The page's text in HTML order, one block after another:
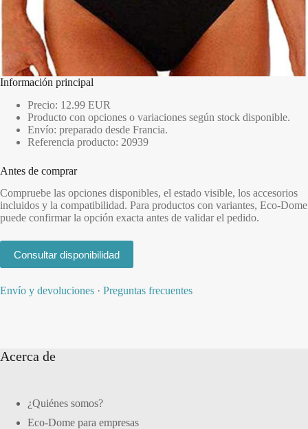
Información principal
Precio: 12.99 EUR
Producto con opciones o variaciones según stock disponible.
Envío: preparado desde Francia.
Referencia producto: 20939
Antes de comprar
Compruebe las opciones disponibles, el estado visible, los accesorios
incluidos y la compatibilidad. Para productos con variantes, Eco-Dome
puede confirmar la opción exacta antes de validar el pedido.
Consultar disponibilidad
Envío y devoluciones · Preguntas frecuentes
Acerca de
¿Quiénes somos?
Eco-Dome para empresas